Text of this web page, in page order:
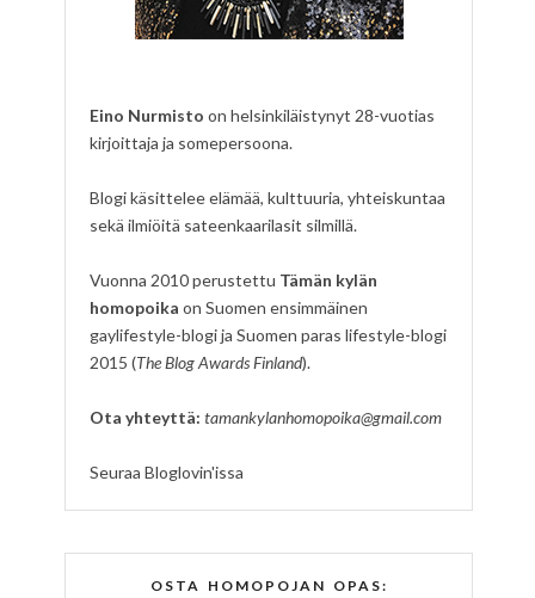
Eino Nurmisto on helsinkiläistynyt 28-vuotias
kirjoittaja ja somepersoona.
Blogi käsittelee elämää, kulttuuria, yhteiskuntaa
sekä ilmiöitä sateenkaarilasit silmillä.
Vuonna 2010 perustettu Tämän kylän
homopoika on Suomen ensimmäinen
gaylifestyle-blogi ja Suomen paras lifestyle-blogi
2015 (The Blog Awards Finland).
Ota yhteyttä: tamankylanhomopoika@gmail.com
Seuraa Bloglovin'issa
OSTA HOMOPOJAN OPAS: